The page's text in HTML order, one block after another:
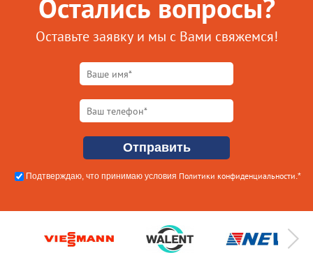
Остались вопросы?
Оставьте заявку и мы с Вами свяжемся!
Подтверждаю, что принимаю условия Политики конфиденциальности .*